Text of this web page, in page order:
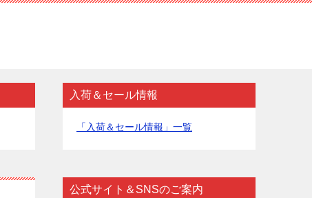
入荷＆セール情報
「入荷＆セール情報」一覧
公式サイト＆SNSのご案内